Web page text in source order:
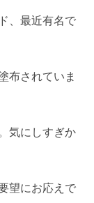
、最近有名で
布されていま
気にしすぎか
望にお応えで